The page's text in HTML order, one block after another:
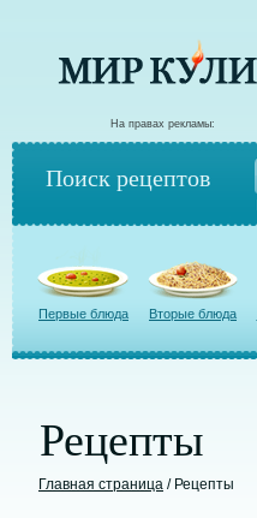
На правах рекламы:
Поиск рецептов
Первые блюда Вторые блюда
Рецепты
Главная страница / Рецепты